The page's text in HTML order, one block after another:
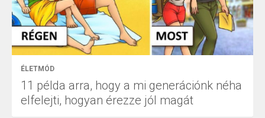
ÉLETMÓD
11 példa arra, hogy a mi generációnk néha
elfelejti, hogyan érezze jól magát